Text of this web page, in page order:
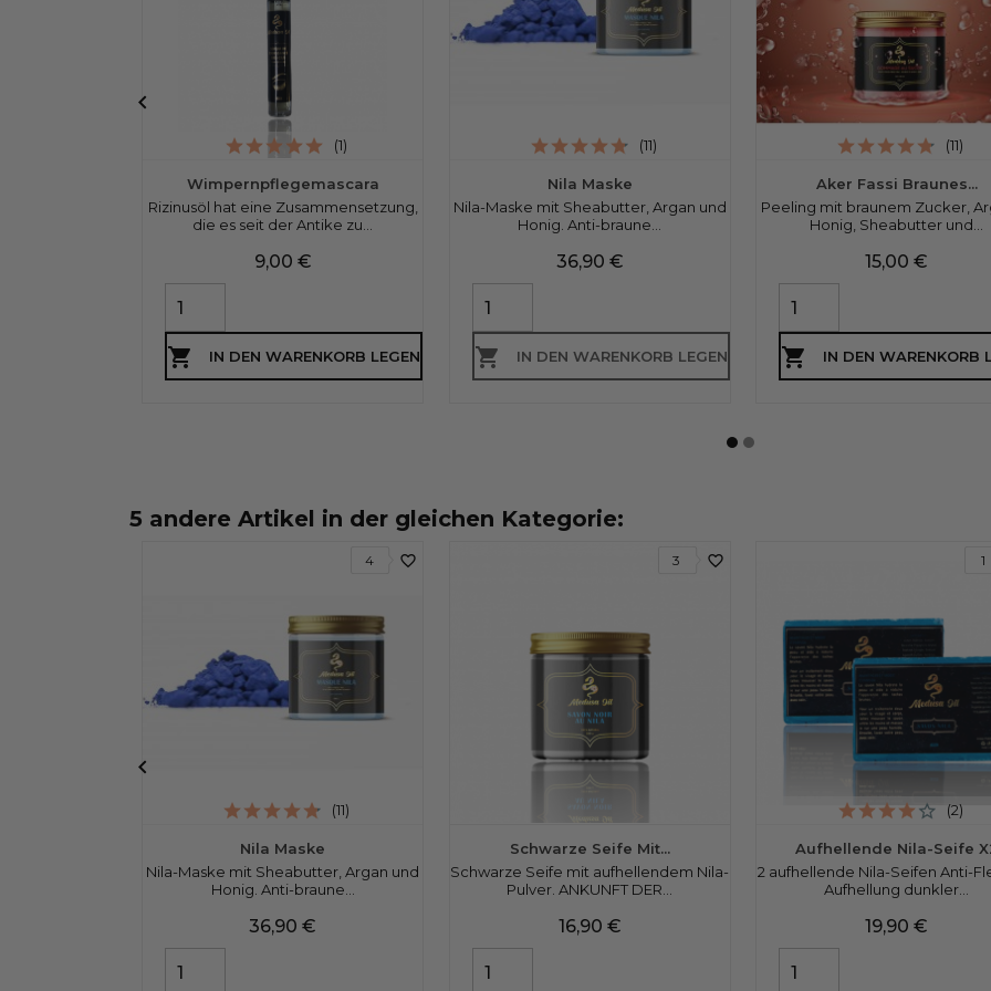
Wimpernpflegemascara
Rizinusöl hat eine Zusammensetzung,
die es seit der Antike zu...
Preis
9,00 €
 IN DEN WARENKORB LEGEN
(1)
Nila Maske
Nila-Maske mit Sheabutter, Argan und
Honig. Anti-braune...
Preis
36,90 €
 IN DEN WARENKORB LEGEN
(11)
Aker Fassi Braunes...
Peeling mit braunem Zucker,
Honig, Sheabutter und...
Preis
15,00 €
 IN DEN WARENKORB
(11)

5 andere Artikel in der gleichen Kategorie:
Nila Maske
Nila-Maske mit Sheabutter, Argan und
Honig. Anti-braune...
Preis
36,90 €
favorite_border
4
(11)
Schwarze Seife Mit...
Schwarze Seife mit aufhellendem Nila-
Pulver. ANKUNFT DER...
Preis
16,90 €
favorite_border
3
Aufhellende Nila-Seife
2 aufhellende Nila-Seifen Anti-
Aufhellung dunkler...
Preis
19,90 €
1
(2)
